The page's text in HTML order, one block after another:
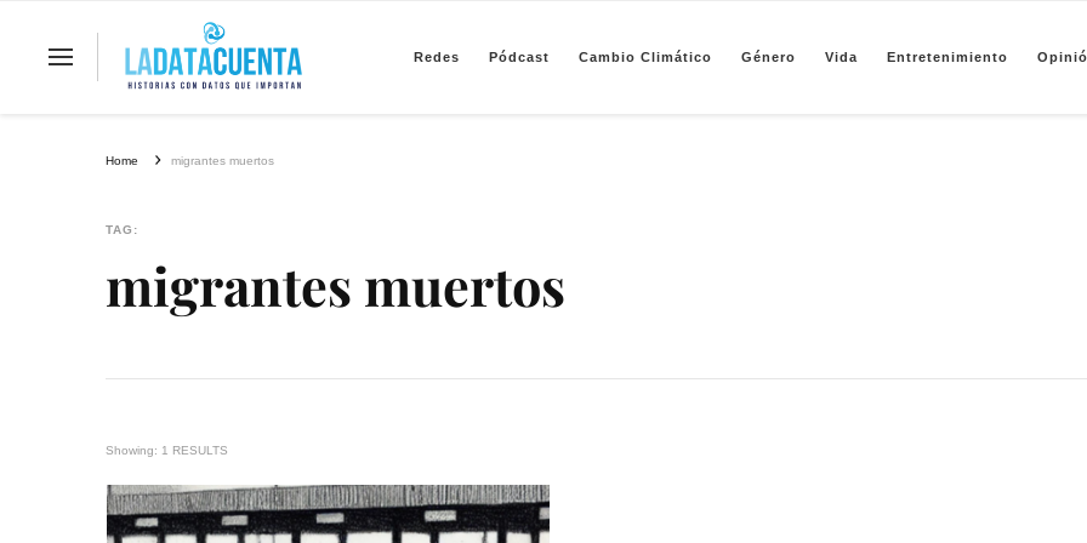
La Data Cuenta es una plataforma independiente de periodismo basado en análisis de datos y visualización de información sobre
Redes Pódcast Cambio Climático Género Vida Entretenimiento
Home migrantes muertos
TAG:
migrantes muertos
Showing: 1 RESULTS